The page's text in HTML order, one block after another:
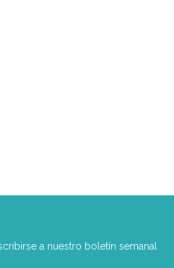
a nuestro boletín semanal